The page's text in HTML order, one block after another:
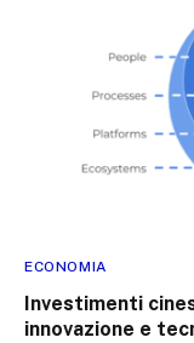
ECONOMIA
Investimenti
innovazione e